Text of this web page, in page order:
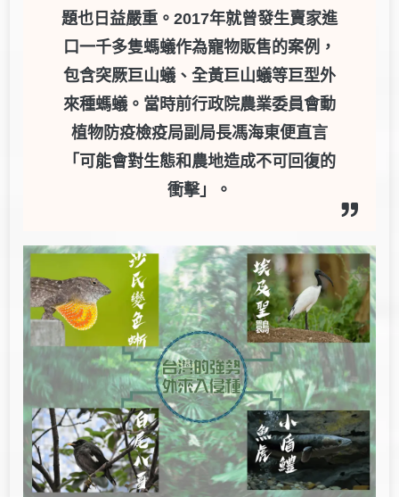
題也日益嚴重。2017年就曾發生賣家進
口一千多隻螞蟻作為寵物販售的案例，
包含突厥巨山蟻、全黃巨山蟻等巨型外
來種螞蟻。當時前行政院農業委員會動
植物防疫檢疫局副局長馮海東便直言
「可能會對生態和農地造成不可回復的
衝擊」。